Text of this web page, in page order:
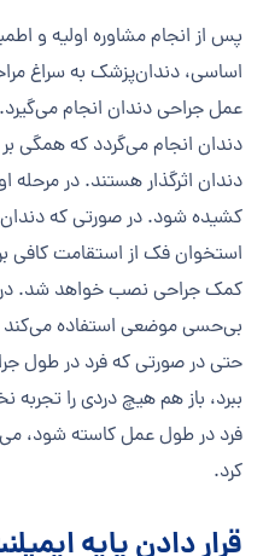
پس از انجام مشاوره اولیه و
اساسی، دندان‌پزشک به سراغ
عمل جراحی دندان انجام
دندان انجام می‌گردد که همگی
دندان اثرگذار هستند. در
کشیده شود. در صورتی که
استخوان فک از استقامت کافی
کمک جراحی نصب خواهد شد.
بی‌حسی موضعی استفاده
حتی در صورتی که فرد در طول
ببرد، باز هم هیچ دردی را تجربه
فرد در طول عمل کاسته شود،
کرد.
قرار دادن پایه